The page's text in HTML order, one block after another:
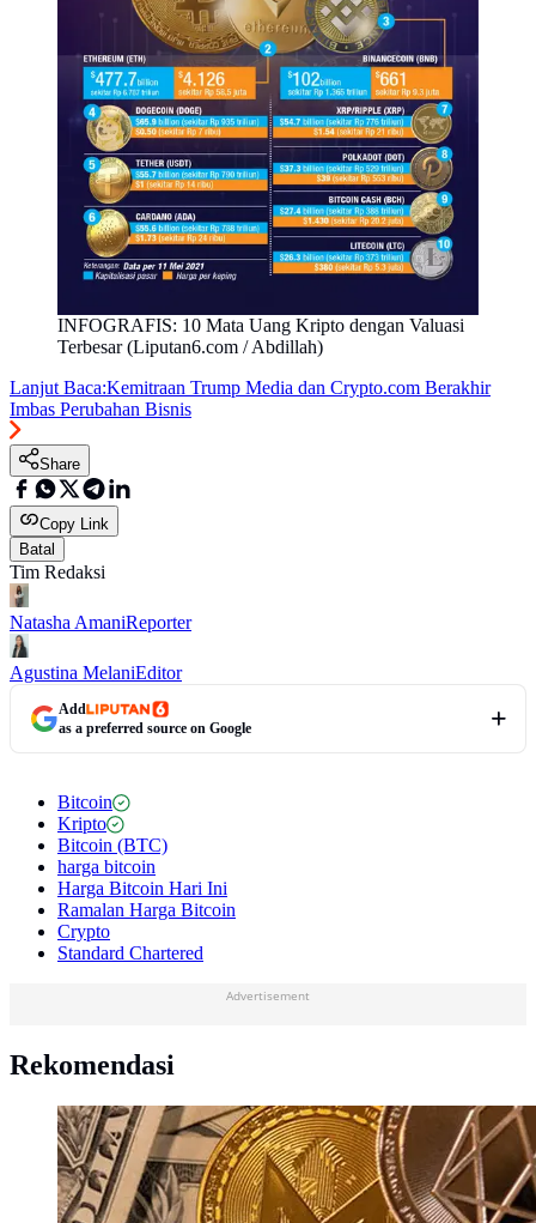
INFOGRAFIS: 10 Mata Uang Kripto dengan Valuasi
Terbesar (Liputan6.com / Abdillah)
Lanjut Baca:Kemitraan Trump Media dan Crypto.com Berakhir
Imbas Perubahan Bisnis
Share
Copy Link
Batal
Tim Redaksi
Natasha AmaniReporter
Agustina MelaniEditor
Add
as a preferred source on Google
Bitcoin
Kripto
Bitcoin (BTC)
harga bitcoin
Harga Bitcoin Hari Ini
Ramalan Harga Bitcoin
Crypto
Standard Chartered
Advertisement
Rekomendasi